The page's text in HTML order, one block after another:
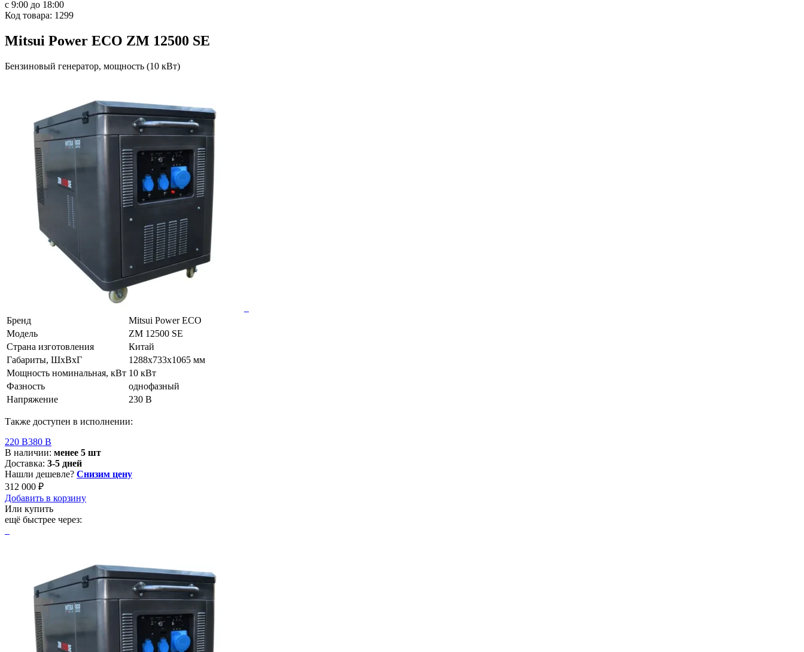
с 9:00 до 18:00
Код товара: 1299
Mitsui Power ECO ZM 12500 SE
Бензиновый генератор, мощность (10 кВт)
Бренд
Mitsui Power ECO
Модель
ZM 12500 SE
Страна изготовления
Китай
Габариты, ШхВхГ
1288x733x1065 мм
Мощность номинальная, кВт 10 кВт
Фазность
однофазный
Напряжение
230 В
Также доступен в исполнении:
220 В380 В
В наличии: менее 5 шт
Доставка: 3-5 дней
Нашли дешевле? Снизим цену
312 000 ₽
Добавить в корзину
Или купить
ещё быстрее через: